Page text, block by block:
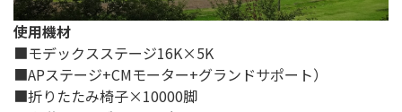
使用機材
■モデックスステージ16K×5K
■APステージ+CMモーター+グランドサポート）
■折りたたみ椅子×10000脚